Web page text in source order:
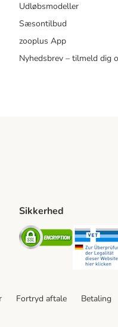
Udløbsmodeller
Sæsontilbud
zooplus App
Nyhedsbrev – tilmeld dig
Sikkerhed
Security
Fortryd aftale Betaling